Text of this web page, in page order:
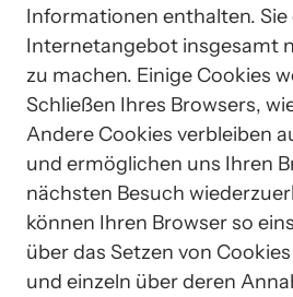
Informationen enthalten. Sie
Internetangebot insgesamt
zu machen. Einige Cookies
Schließen Ihres Browsers,
Andere Cookies verbleiben
und ermöglichen uns Ihren
nächsten Besuch
können Ihren Browser so
über das Setzen von
und einzeln über deren